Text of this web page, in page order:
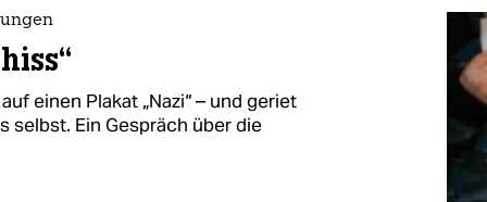
einen Plakat „Nazi“ – und geriet
selbst. Ein Gespräch über die